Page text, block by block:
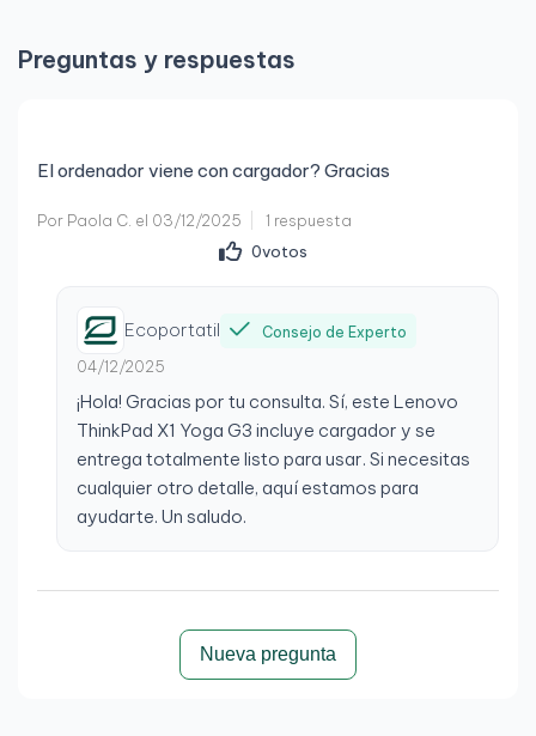
Tarifa del bus:
Memoria: 8 GB
Tipo de memoria:LPDDR3-SDRAM
Velocidad de la memoria:1866 MHz
Wifi:Sí
Estándar Wi-Fi:
Estándares wifi:
802.11a, 802.11ac, 802.11b, 802.11g,
LAN Ethernet:Sí
Velocidades de datos LAN:
USB 3.2 Gen 1 Tipo A:3
Preguntas y respuestas
El ordenador viene con cargador? Gracias
Por Paola C. el 03/12/2025
1 respuesta
0votos
Ecoportatil Consejo de Experto
04/12/2025
¡Hola! Gracias por tu consulta. Sí, este Lenovo
ThinkPad X1 Yoga G3 incluye cargador y se
entrega totalmente listo para usar. Si necesitas
cualquier otro detalle, aquí estamos para
ayudarte. Un saludo.
Nueva pregunta